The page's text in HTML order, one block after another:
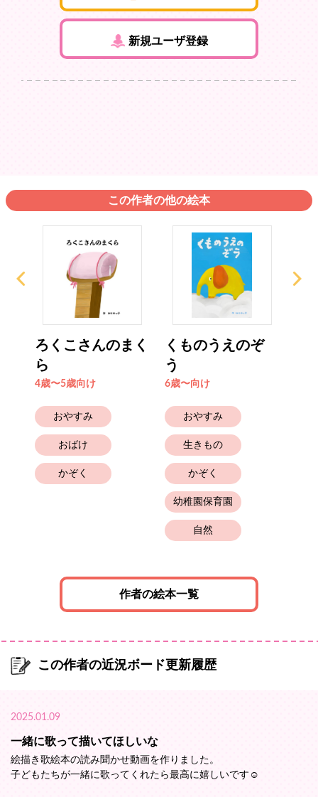
新規ユーザ登録
この作者の他の絵本
ろくこさんのまく
ら
4歳〜5歳向け
おやすみ
おばけ
かぞく
くものうえのぞ
う
6歳〜向け
おやすみ
生きもの
かぞく
幼稚園保育園
自然
作者の絵本一覧
この作者の近況ボード更新履歴
2025.01.09
一緒に歌って描いてほしいな
絵描き歌絵本の読み聞かせ動画を作りました。
子どもたちが一緒に歌ってくれたら最高に嬉しいです☺️